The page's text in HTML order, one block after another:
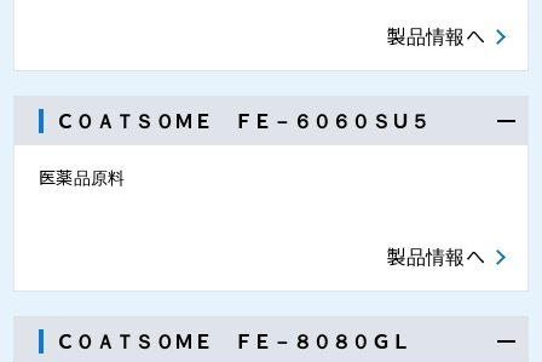
製品情報へ
ＣＯＡＴＳＯＭＥ ＦＥ－６０６０ＳＵ５
医薬品原料
製品情報へ
ＣＯＡＴＳＯＭＥ ＦＥ－８０８０ＧＬ